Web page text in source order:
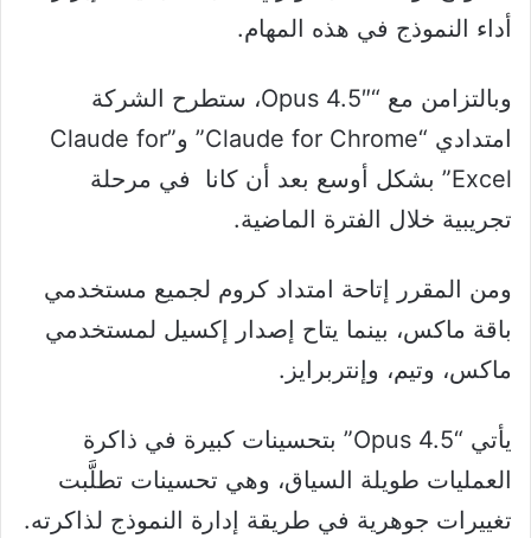
أداء النموذج في هذه المهام.
وبالتزامن مع “Opus 4.5″، ستطرح الشركة
امتدادي “Claude for Chrome” و”Claude for
Excel” بشكل أوسع بعد أن كانا في مرحلة
تجريبية خلال الفترة الماضية.
ومن المقرر إتاحة امتداد كروم لجميع مستخدمي
باقة ماكس، بينما يتاح إصدار إكسيل لمستخدمي
ماكس، وتيم، وإنتربرايز.
يأتي “Opus 4.5” بتحسينات كبيرة في ذاكرة
العمليات طويلة السياق، وهي تحسينات تطلَّبت
تغييرات جوهرية في طريقة إدارة النموذج لذاكرته.